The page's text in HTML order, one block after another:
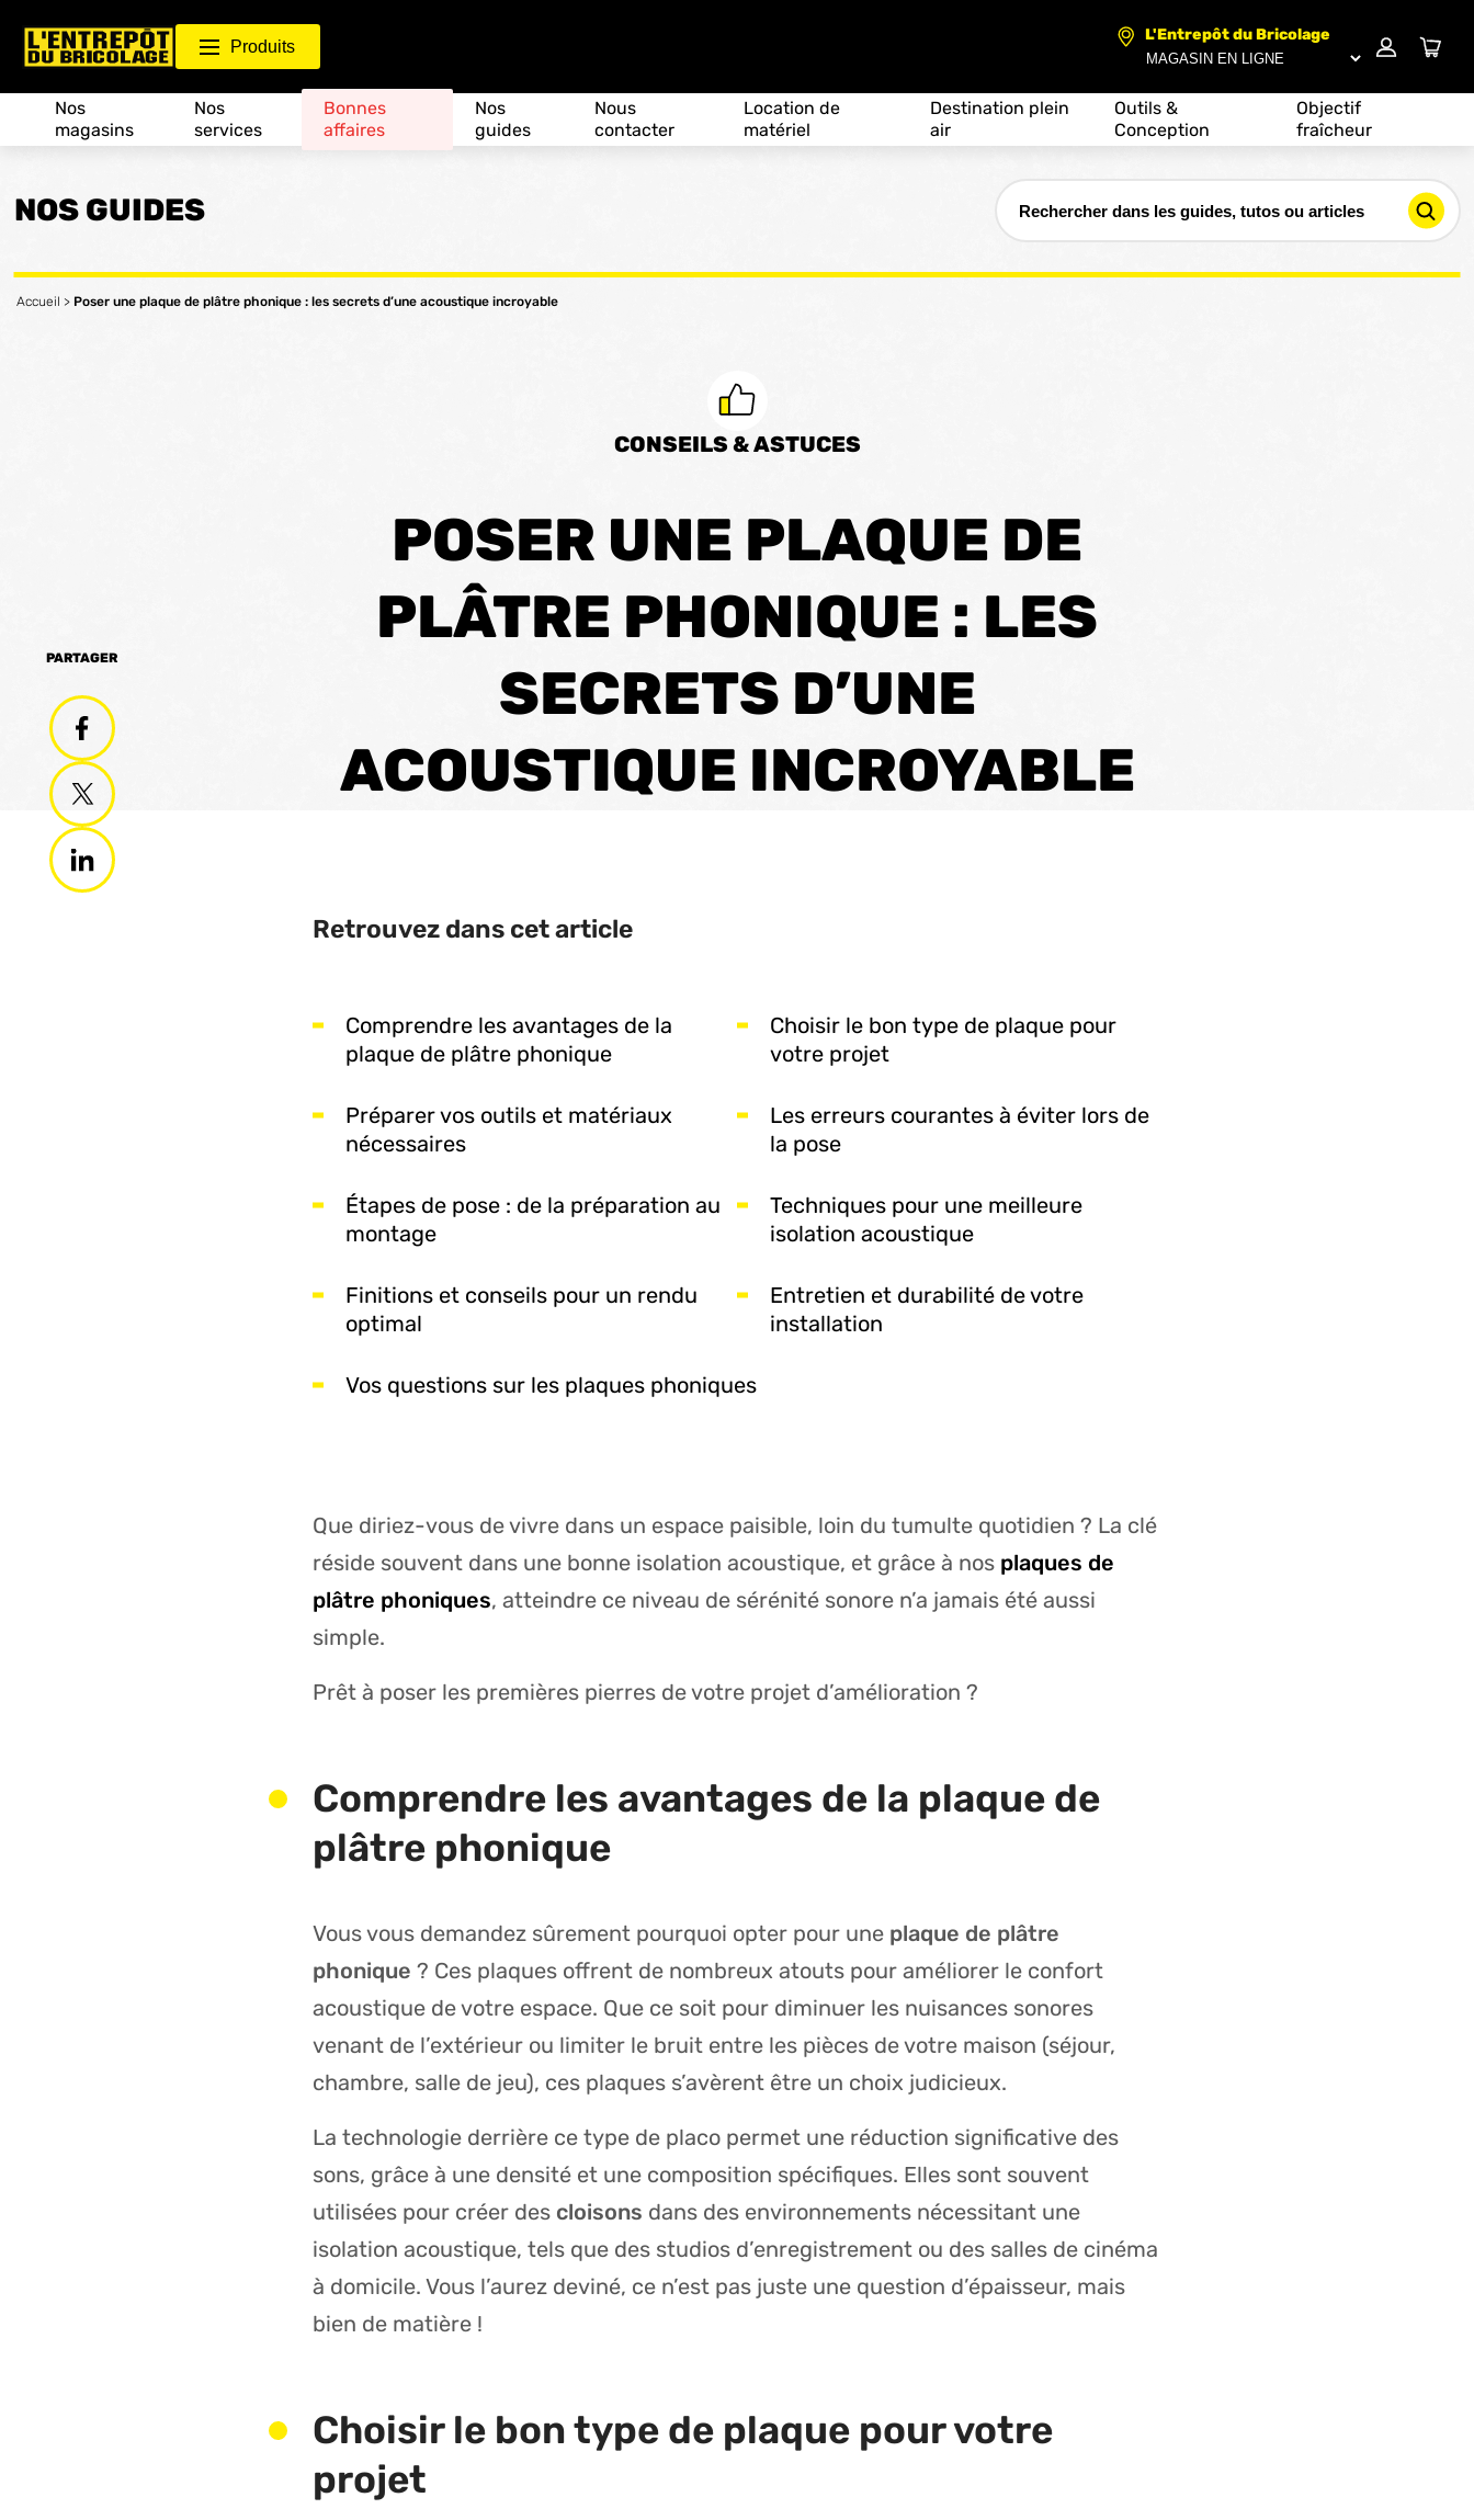
Produits
L'Entrepôt du Bricolage
Nos
magasins
Nos
services
Bonnes
affaires
Nos
guides
Nous
contacter
Location de
matériel
Destination plein
air
Outils &
Conception
Objectif
fraîcheur
NOS GUIDES
Accueil > Poser une plaque de plâtre phonique : les secrets d’une acoustique incroyable
CONSEILS & ASTUCES
POSER UNE PLAQUE DE
PLÂTRE PHONIQUE : LES
SECRETS D’UNE
ACOUSTIQUE INCROYABLE
PARTAGER
Retrouvez dans cet article
Comprendre les avantages de la
plaque de plâtre phonique
Choisir le bon type de plaque pour
votre projet
Préparer vos outils et matériaux
nécessaires
Les erreurs courantes à éviter lors de
la pose
Étapes de pose : de la préparation au
montage
Techniques pour une meilleure
isolation acoustique
Finitions et conseils pour un rendu
optimal
Entretien et durabilité de votre
installation
Vos questions sur les plaques phoniques
Que diriez-vous de vivre dans un espace paisible, loin du tumulte quotidien ? La clé
réside souvent dans une bonne isolation acoustique, et grâce à nos plaques de
plâtre phoniques, atteindre ce niveau de sérénité sonore n’a jamais été aussi
simple.
Prêt à poser les premières pierres de votre projet d’amélioration ?
Comprendre les avantages de la plaque de
plâtre phonique
Vous vous demandez sûrement pourquoi opter pour une plaque de plâtre
phonique ? Ces plaques offrent de nombreux atouts pour améliorer le confort
acoustique de votre espace. Que ce soit pour diminuer les nuisances sonores
venant de l’extérieur ou limiter le bruit entre les pièces de votre maison (séjour,
chambre, salle de jeu), ces plaques s’avèrent être un choix judicieux.
La technologie derrière ce type de placo permet une réduction significative des
sons, grâce à une densité et une composition spécifiques. Elles sont souvent
utilisées pour créer des cloisons dans des environnements nécessitant une
isolation acoustique, tels que des studios d’enregistrement ou des salles de cinéma
à domicile. Vous l’aurez deviné, ce n’est pas juste une question d’épaisseur, mais
bien de matière !
Choisir le bon type de plaque pour votre
projet